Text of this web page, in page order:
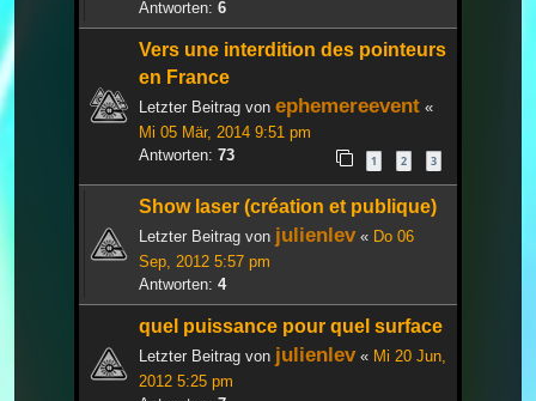
Antworten: 6
Vers une interdition des pointeurs
en France
Letzter Beitrag von ephemereevent «
Mi 05 Mär, 2014 9:51 pm
Antworten: 73 1 2 3
Show laser (création et publique)
Letzter Beitrag von julienlev« Do 06
Sep, 2012 5:57 pm
Antworten: 4
quel puissance pour quel surface
Letzter Beitrag von julienlev« Mi 20 Jun,
2012 5:25 pm